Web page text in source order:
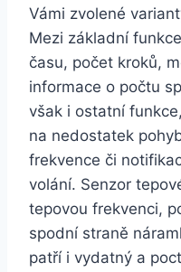
Vámi zvolené
Mezi základní
času, počet kroků,
informace o počtu
však i ostatní
na nedostatek
frekvence či
volání. Senzor
tepovou frekvenci,
spodní straně
patří i vydatný a